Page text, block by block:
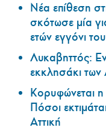
Νέα επίθεση
σκότωσε μία
ετών εγγόνι
Λυκαβηττός:
εκκλησάκι
Κορυφώνεται
Πόσοι
Αττική